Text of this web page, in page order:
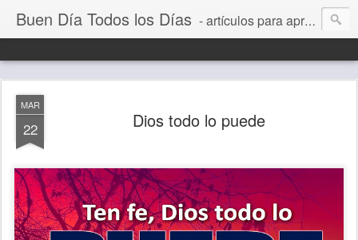
Buen Día Todos los Días - artículos para aprender a vivir mejor, un día a la vez. Por Juan C Quintero
MAR
22 Dios todo lo puede